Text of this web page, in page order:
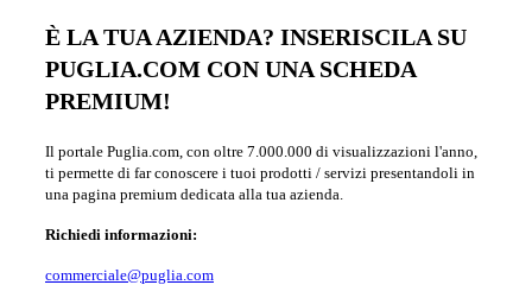
È LA TUA AZIENDA? INSERISCILA SU
PUGLIA.COM CON UNA SCHEDA
PREMIUM!
Il portale Puglia.com, con oltre 7.000.000 di visualizzazioni l'anno,
ti permette di far conoscere i tuoi prodotti / servizi presentandoli in
una pagina premium dedicata alla tua azienda.
Richiedi informazioni:
commerciale@puglia.com